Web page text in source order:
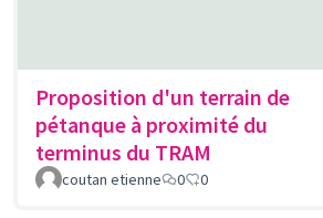
Proposition d'un terrain de
pétanque à proximité du
terminus du TRAM
coutan etienne 0 0